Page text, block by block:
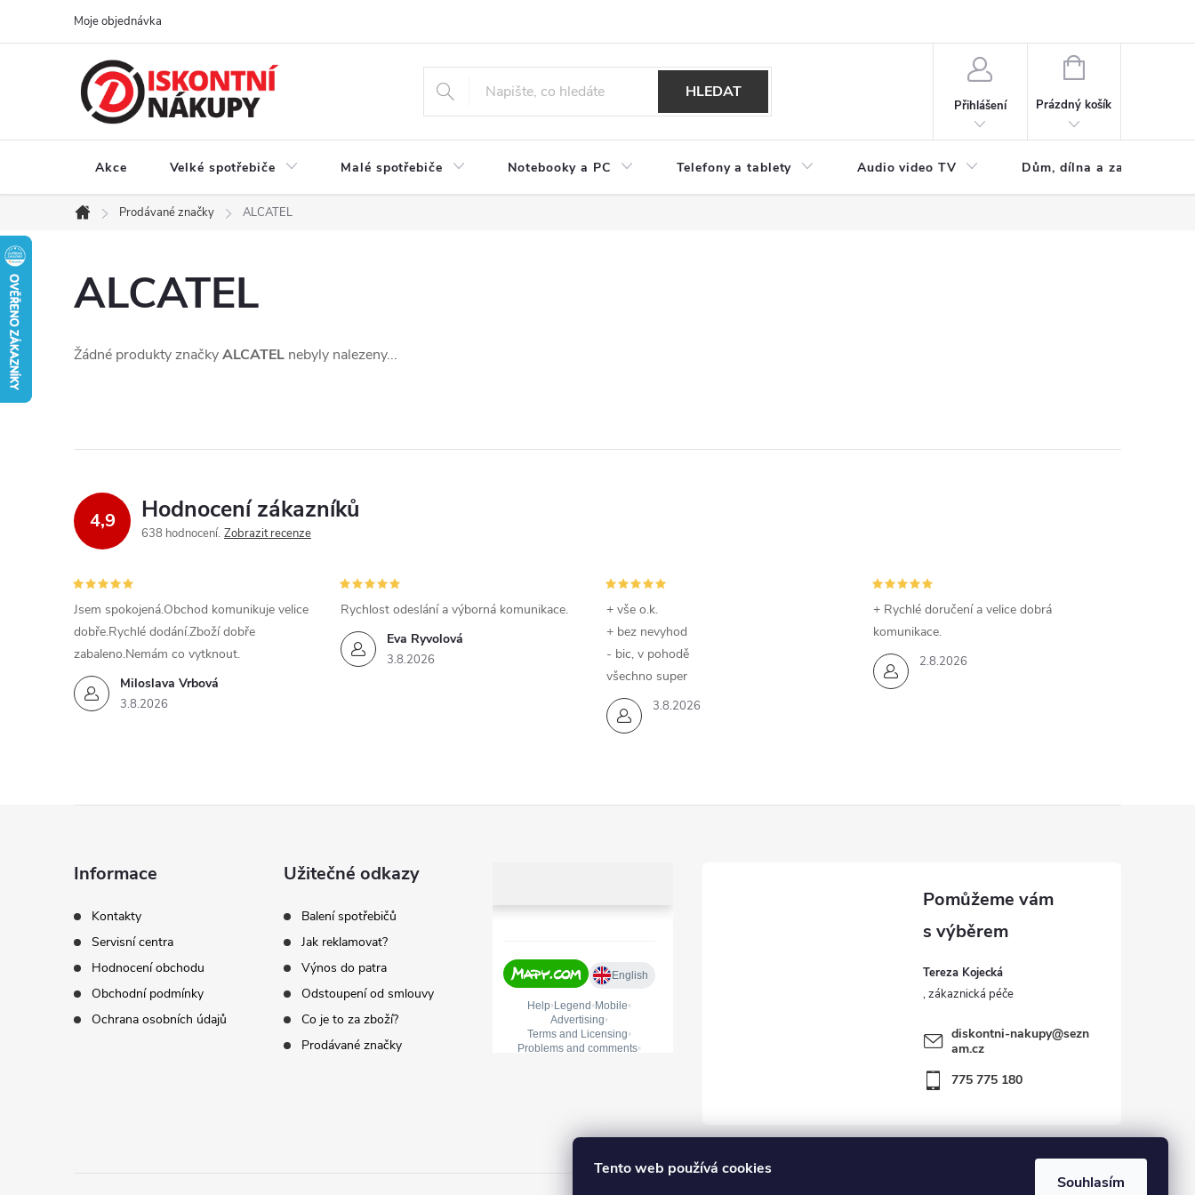
Tento web používá cookies
Souhlasím
Moje objednávka
HLEDAT
Přihlášení
NÁKUPNÍ
Prázdný košík
Akce Velké spotřebiče Malé spotřebiče Notebooky a PC Telefony a tablety Audio video TV Dům, dílna a zahrada
Domů
Prodávané značky ALCATEL
ALCATEL
Žádné produkty značkyALCATEL nebyly nalezeny...
4,9 Hodnocení zákazníků
638 hodnocení Zobrazit recenze
Miloslava Vrbová
3.8.2026
Jsem spokojená.Obchod komunikuje velice
dobře.Rychlé dodání.Zboží dobře
zabaleno.Nemám co vytknout.
Eva Ryvolová
3.8.2026
Rychlost odeslání a výborná komunikace.
3.8.2026
+ vše o.k.
+ bez nevyhod
- bic, v pohodě
všechno super
2.8.2026
+ Rychlé doručení a velice dobrá
komunikace.
Informace
Kontakty
Servisní centra
Hodnocení obchodu
Obchodní podmínky
Ochrana osobních údajů
Užitečné odkazy
Balení spotřebičů
Jak reklamovat?
Výnos do patra
Odstoupení od smlouvy
Co je to za zboží?
Prodávané značky
Tereza Kojecká
diskontni-nakupy@sezn
am.cz
775 775 180